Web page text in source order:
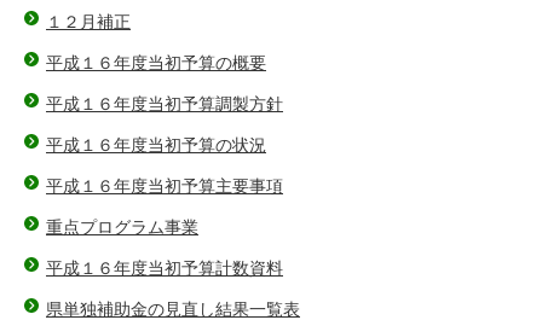
１２月補正
平成１６年度当初予算の概要
平成１６年度当初予算調製方針
平成１６年度当初予算の状況
平成１６年度当初予算主要事項
重点プログラム事業
平成１６年度当初予算計数資料
県単独補助金の見直し結果一覧表